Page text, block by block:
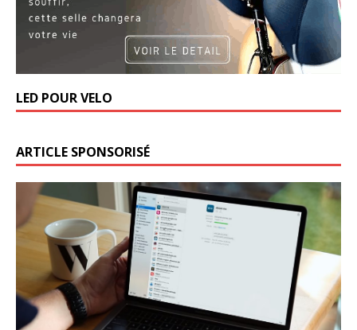
LED POUR VELO
ARTICLE SPONSORISÉ